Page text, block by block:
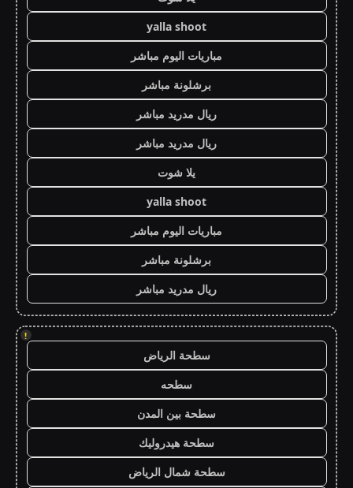
yalla shoot
مباريات اليوم مباشر
برشلونة مباشر
ريال مدريد مباشر
ريال مدريد مباشر
يلا شوت
yalla shoot
مباريات اليوم مباشر
برشلونة مباشر
ريال مدريد مباشر
!
سطحة الرياض
سطحه
سطحة بين المدن
سطحة هيدروليك
سطحة شمال الرياض